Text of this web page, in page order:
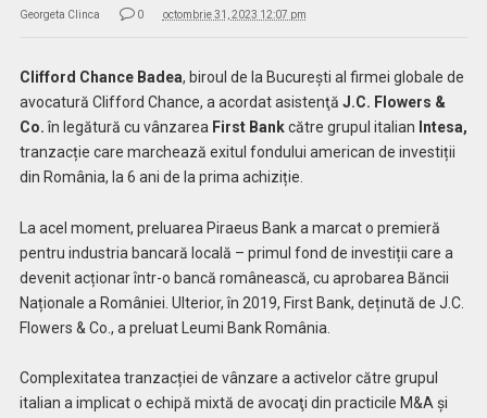
Georgeta Clinca 0 octombrie 31, 2023 12:07 pm
Clifford Chance Badea, biroul de la București al firmei globale de
avocatură Clifford Chance, a acordat asistenţă J.C. Flowers &
Co.în legătură cu vânzarea First Bankcătre grupul italian Intesa,
tranzacție care marchează exitul fondului american de investiții
din România, la 6 ani de la prima achiziție.
La acel moment, preluarea Piraeus Bank a marcat o premieră
pentru industria bancară locală – primul fond de investiții care a
devenit acționar într-o bancă românească, cu aprobarea Băncii
Naționale a României. Ulterior, în 2019, First Bank, deținută de J.C.
Flowers & Co., a preluat Leumi Bank România.
Complexitatea tranzacției de vânzare a activelor către grupul
italian a implicat o echipă mixtă de avocaţi din practicile M&A şi